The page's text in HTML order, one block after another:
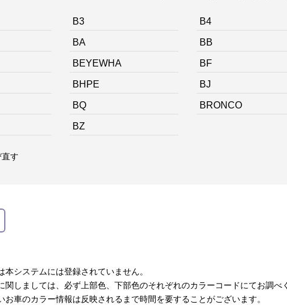
B3 B4
BA BB
BEYEWHA BF
BHPE BJ
BQ BRONCO
BZ
す
システムには登録されていません。
関しましては、必ず上部色、下部色のそれぞれのカラーコードにてお調べ
車のカラー情報は反映されるまで時間を要することがございます。